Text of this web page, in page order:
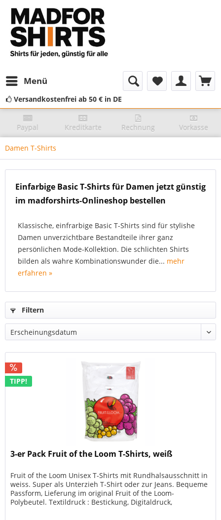
Menü
Versandkostenfrei ab 50 € in DE
Paypal Kreditkarte Rechnung Vorkasse
Damen T-Shirts
Einfarbige Basic T-Shirts für Damen jetzt günstig
im madforshirts-Onlineshop bestellen
Klassische, einfrarbige Basic T-Shirts sind für stylishe
Damen unverzichtbare Bestandteile ihrer ganz
persönlichen Mode-Kollektion. Die schlichten Shirts
bilden als wahre Kombinationswunder die... mehr
erfahren »
Filtern
TIPP!
3-er Pack Fruit of the Loom T-Shirts, weiß
Fruit of the Loom Unisex T-Shirts mit Rundhalsausschnitt in
weiss. Super als Unterzieh T-Shirt oder zur Jeans. Bequeme
Passform, Lieferung im original Fruit of the Loom-
Polybeutel. Textildruck : Bestickung, Digitaldruck,